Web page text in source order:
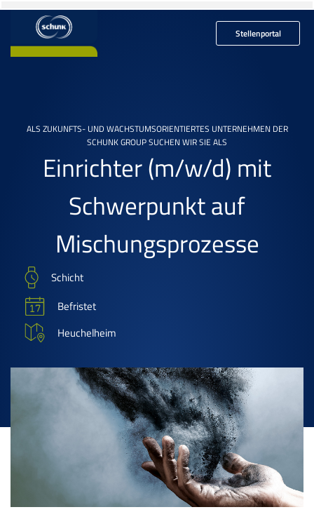
Stellenportal
ALS ZUKUNFTS- UND WACHSTUMSORIENTIERTES UNTERNEHMEN DER
SCHUNK GROUP SUCHEN WIR SIE ALS
Einrichter(m/w/d) mit
Schwerpunkt auf
Mischungsprozesse
Schicht
Befristet
Heuchelheim